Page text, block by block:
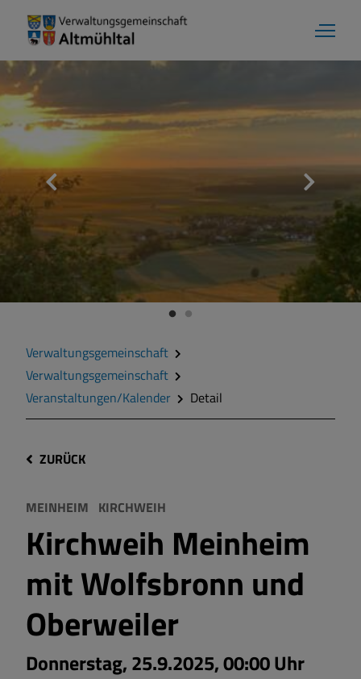
Verwaltungsgemeinschaft
Verwaltungsgemeinschaft
Veranstaltungen/Kalender
Detail
ZURÜCK
MEINHEIM KIRCHWEIH
Kirchweih Meinheim
mit Wolfsbronn und
Oberweiler
Donnerstag, 25.9.2025, 00:00 Uhr